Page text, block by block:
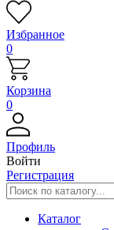
Избранное
0
Корзина
0
Профиль
Войти
Регистрация
Каталог